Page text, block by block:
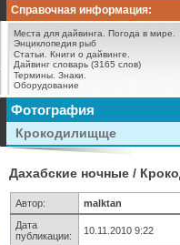
Справочная информация:
Места для дайвинга.
Погода в мире.
Энциклопедия рыб
Статьи.
Книги о дайвинге.
Дайвинг словарь (3165 слов)
Термины. Знаки.
Оборудование
Фотография
Крокодилищще
Дахабские ночные /
Автор:
malktan
Дата
публикации:
10.11.2010 9:22